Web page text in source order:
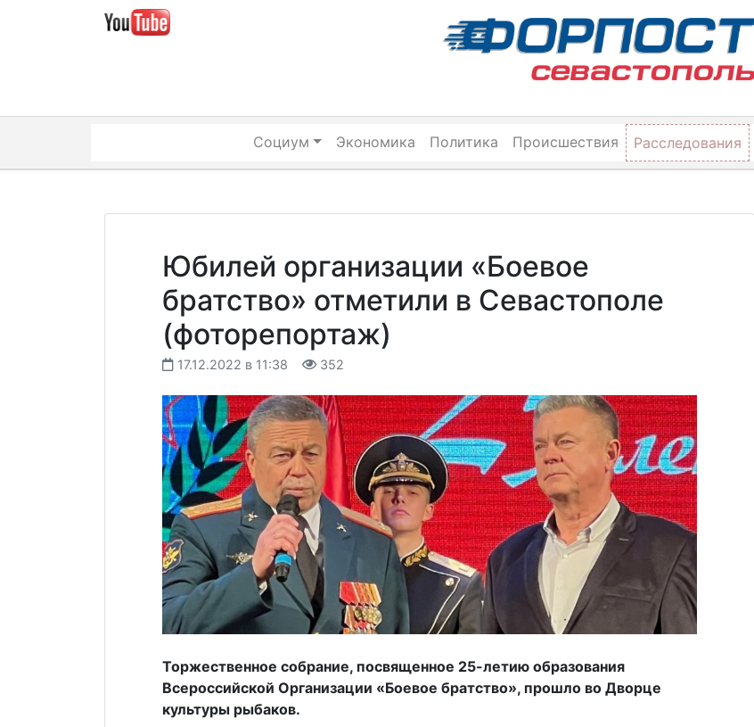
Социум Экономика Политика Происшествия Расследования
Юбилей организации «Боевое
братство» отметили в Севастополе
(фоторепортаж)
17.12.2022 в 11:38 352
Торжественное собрание, посвященное 25-летию образования
Всероссийской Организации «Боевое братство», прошло во Дворце
культуры рыбаков.